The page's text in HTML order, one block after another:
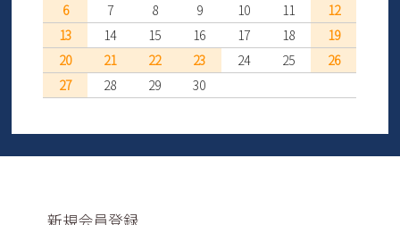
6
7 8 9 10 11
12
13
14 15 16 17 18
19
20
21 22 23 24 25
26
27
28 29 30
新規会員登録